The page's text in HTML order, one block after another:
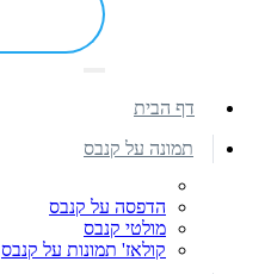
דף הבית
תמונה על קנבס
הדפסה על קנבס
מולטי קנבס
קולאז' תמונות על קנבס